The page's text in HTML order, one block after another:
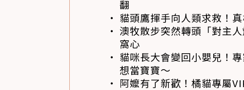
翻
貓頭鷹揮手向人類求救！
澳牧散步突然轉頭「對主
窩心
貓咪長大會變回小嬰兒！
想當寶寶～
阿嬤有了新歡！橘貓專屬